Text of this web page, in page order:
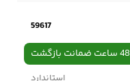
59617
استاندارد